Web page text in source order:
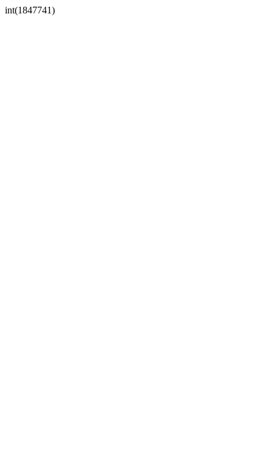
int(1847741)